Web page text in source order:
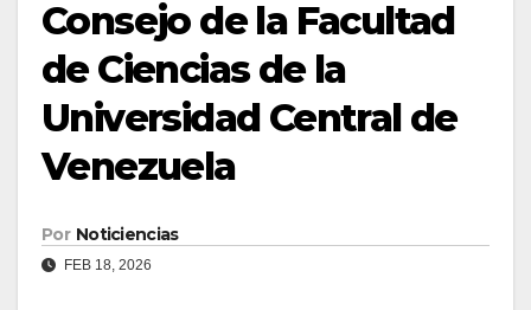
Consejo de la Facultad
de Ciencias de la
Universidad Central de
Venezuela
Por Noticiencias
FEB 18, 2026